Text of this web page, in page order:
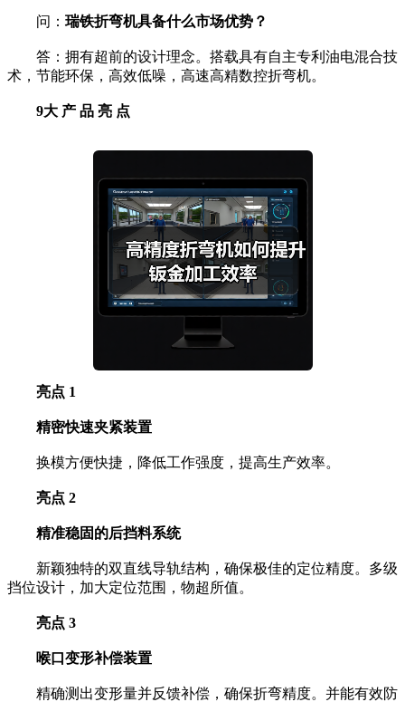
问： 瑞铁折弯机具备什么市场优势？
答：拥有超前的设计理念。搭载具有自主专利油电混合技
术，节能环保，高效低噪，高速高精数控折弯机。
9大 产 品 亮 点
亮点 1
精密快速夹紧装置
换模方便快捷，降低工作强度，提高生产效率。
亮点 2
精准稳固的后挡料系统
新颖独特的双直线导轨结构，确保极佳的定位精度。多级
挡位设计，加大定位范围，物超所值。
亮点 3
喉口变形补偿装置
精确测出变形量并反馈补偿，确保折弯精度。并能有效防